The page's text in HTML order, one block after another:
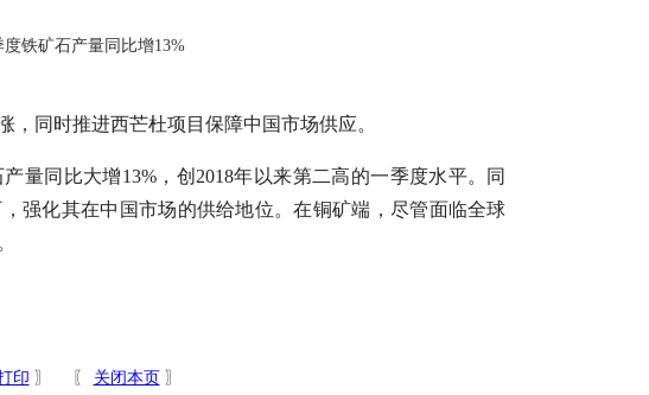
度铁矿石产量同比增13%
同时推进西芒杜项目保障中国市场供应。
量同比大增13%，创2018年以来第二高的一季度水平。同
强化其在中国市场的供给地位。在铜矿端，尽管面临全球
印 〗 〖 关闭本页 〗